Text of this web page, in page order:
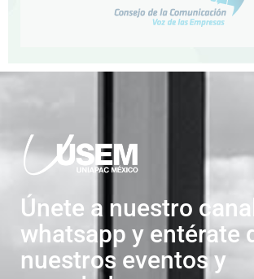
Únete a nuestro
whatsapp y entérate
nuestros eventos y